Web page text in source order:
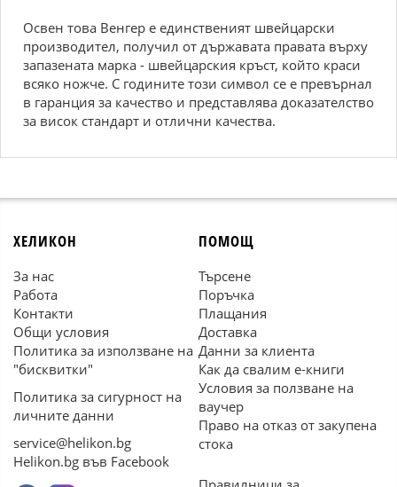
Освен това Венгер е единственият швейцарски
производител, получил от държавата правата върху
запазената марка - швейцарския кръст, който краси
всяко ножче. С годините този символ се е превърнал
в гаранция за качество и представлява доказателство
за висок стандарт и отлични качества.
ХЕЛИКОН
За нас
Работа
Контакти
Общи условия
Политика за използване на
"бисквитки"
Политика за сигурност на
личните данни
service@helikon.bg
Helikon.bg във Facebook
ПОМОЩ
Търсене
Поръчка
Плащания
Доставка
Данни за клиента
Как да свалим е-книги
Условия за ползване на
ваучер
Право на отказ от закупена
стока